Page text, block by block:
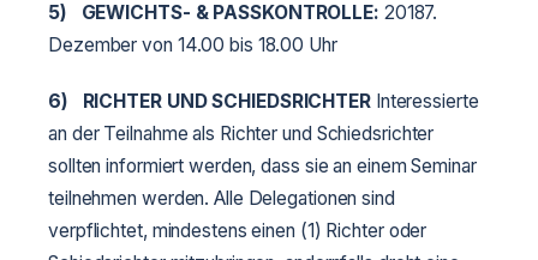
5) GEWICHTS- & PASSKONTROLLE: 20187.
Dezember von 14.00 bis 18.00 Uhr
6) RICHTER UND SCHIEDSRICHTER Interessierte
an der Teilnahme als Richter und Schiedsrichter
sollten informiert werden, dass sie an einem Seminar
teilnehmen werden. Alle Delegationen sind
verpflichtet, mindestens einen (1) Richter oder